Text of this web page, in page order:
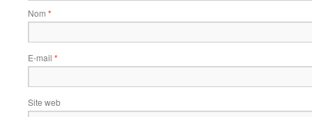
Nom *
E-mail *
Site web